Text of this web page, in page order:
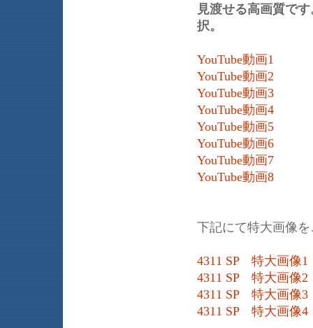
見渡せる高画質で
択。
YouTube動画1
YouTube動画2
YouTube動画3
YouTube動画4
YouTube動画5
YouTube動画6
YouTube動画7
YouTube動画8
下記にて特大画像
4311 SP 特大画像1
4311 SP 特大画像2
4311 SP 特大画像3
4311 SP 特大画像4